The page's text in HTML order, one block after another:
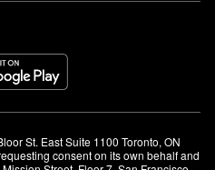
St. East Suite 1100 Toronto, ON
consent on its own behalf and